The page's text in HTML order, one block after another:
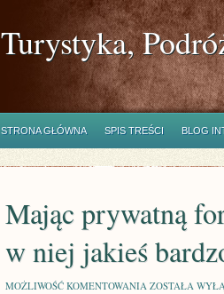
Turystyka,
STRONA GŁÓWNA SPIS TREŚCI BLOG
Mając prywatną
w niej jakieś
MOŻLIWOŚĆ KOMENTOWANIA MAJĄC
ZOSTAŁA